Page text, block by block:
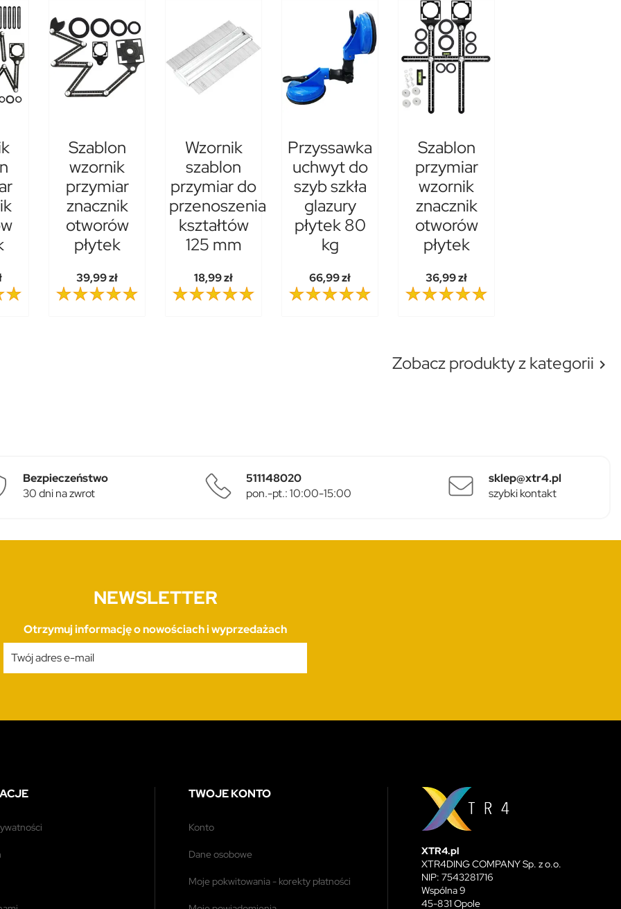
Szablon
wzornik
przymiar
znacznik
otworów
płytek
39,99 zł
Wzornik
szablon
przymiar do
przenoszenia
kształtów
125 mm
18,99 zł
Przyssawka
uchwyt do
szyb szkła
glazury
płytek 80
kg
66,99 zł
Szablon
przymiar
wzornik
znacznik
otworów
płytek
36,99 zł
Zobacz produkty z kategorii 
Bezpieczeństwo
30 dni na zwrot
511148020
pon.-pt.: 10:00-15:00
sklep@xtr4.pl
szybki kontakt
NEWSLETTER
Otrzymuj informację o nowościach i wyprzedażach
TWOJE KONTO
konto
dane osobowe
moje pokwitowania - korekty płatności
XTR4.pl
XTR4DING COMPANY Sp. z o.o.
NIP: 7543281716
Wspólna 9
45-831 Opole